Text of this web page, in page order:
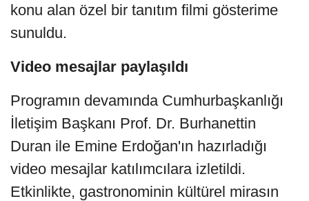
konu alan özel bir tanıtım filmi gösterime
sunuldu.
Video mesajlar paylaşıldı
Programın devamında Cumhurbaşkanlığı
İletişim Başkanı Prof. Dr. Burhanettin
Duran ile Emine Erdoğan'ın hazırladığı
video mesajlar katılımcılara izletildi.
Etkinlikte, gastronominin kültürel mirasın